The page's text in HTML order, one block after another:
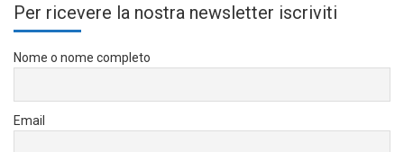
Per ricevere la nostra newsletter iscriviti
Nome o nome completo
Email